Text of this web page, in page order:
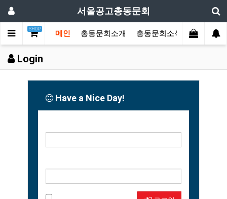
서울공고총동문회
SHOP
메인 총동문회소개 총동문회소식 동문한마
Login
Have a Nice Day!